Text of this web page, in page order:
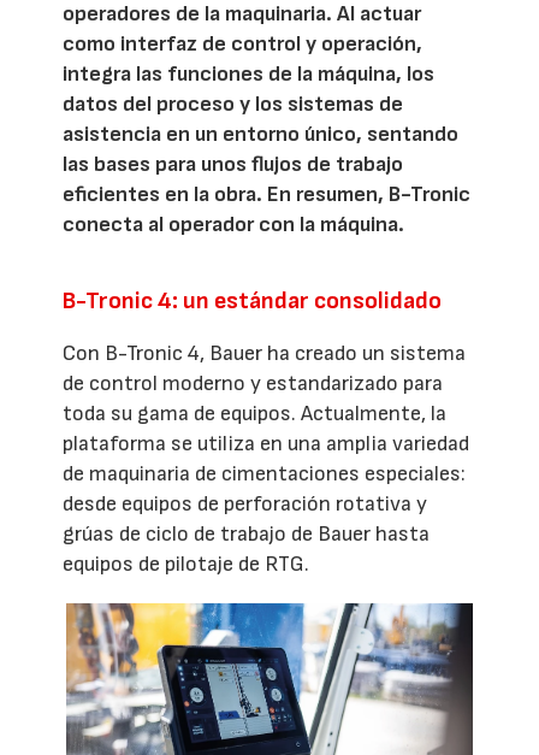
operadores de la maquinaria. Al actuar
como interfaz de control y operación,
integra las funciones de la máquina, los
datos del proceso y los sistemas de
asistencia en un entorno único, sentando
las bases para unos flujos de trabajo
eficientes en la obra. En resumen, B-Tronic
conecta al operador con la máquina.
B-Tronic 4: un estándar consolidado
Con B-Tronic 4, Bauer ha creado un sistema
de control moderno y estandarizado para
toda su gama de equipos. Actualmente, la
plataforma se utiliza en una amplia variedad
de maquinaria de cimentaciones especiales:
desde equipos de perforación rotativa y
grúas de ciclo de trabajo de Bauer hasta
equipos de pilotaje de RTG.